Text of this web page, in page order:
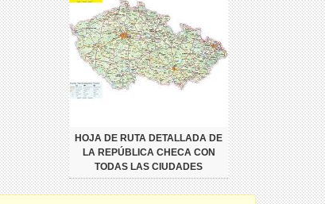
HOJA DE RUTA DETALLADA DE
LA REPÚBLICA CHECA CON
TODAS LAS CIUDADES